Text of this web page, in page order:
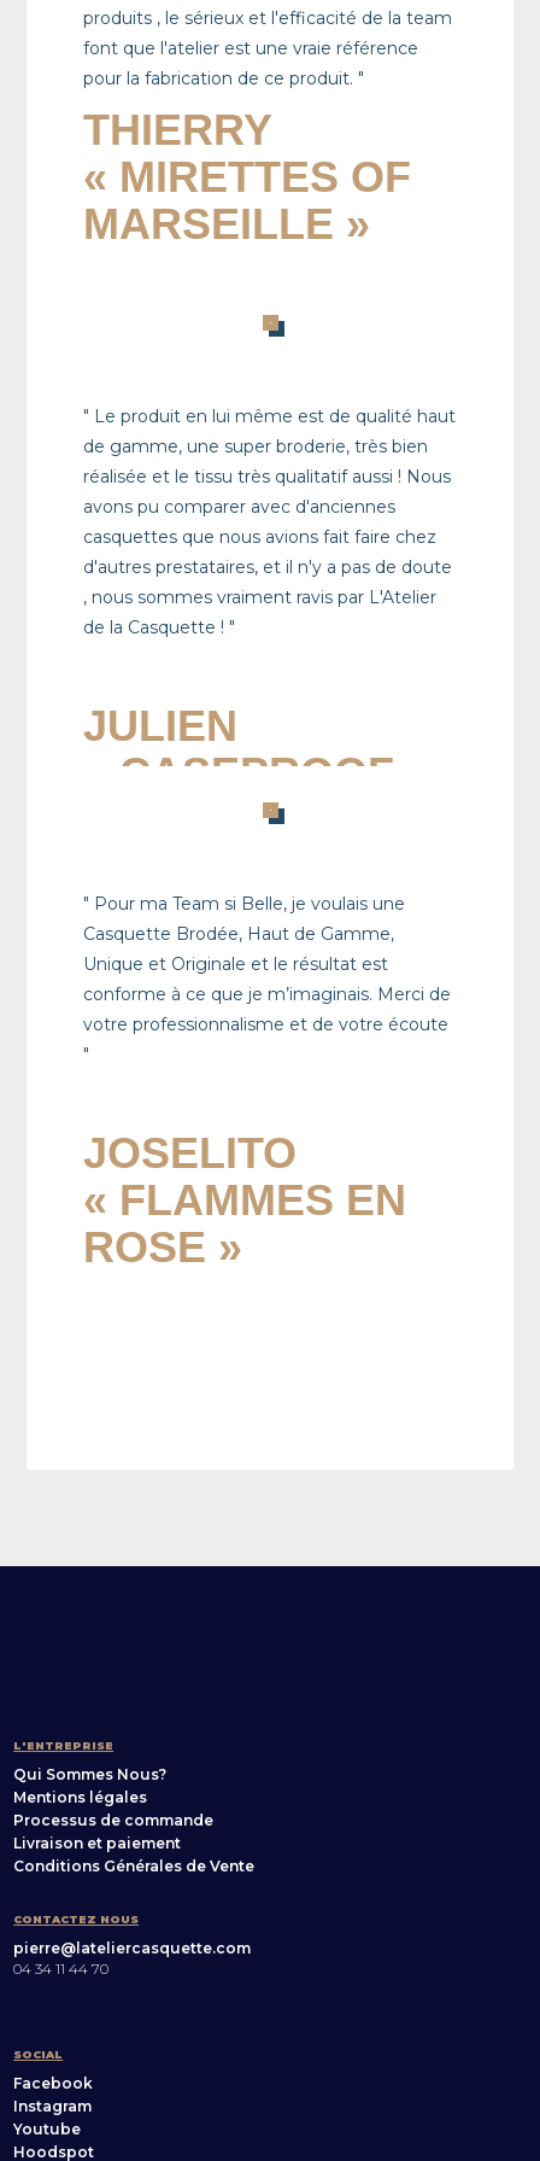
produits , le sérieux et l'efficacité de la team
font que l'atelier est une vraie référence
pour la fabrication de ce produit. "
THIERRY
« MIRETTES OF
MARSEILLE »
" Le produit en lui même est de qualité haut
de gamme, une super broderie, très bien
réalisée et le tissu très qualitatif aussi ! Nous
avons pu comparer avec d'anciennes
casquettes que nous avions fait faire chez
d'autres prestataires, et il n'y a pas de doute
, nous sommes vraiment ravis par L'Atelier
de la Casquette ! "
JULIEN
« CASEPROOF »
" Pour ma Team si Belle, je voulais une
Casquette Brodée, Haut de Gamme,
Unique et Originale et le résultat est
conforme à ce que je m’imaginais. Merci de
votre professionnalisme et de votre écoute
"
JOSELITO
« FLAMMES EN
ROSE »
L'ENTREPRISE
Qui Sommes Nous?
Mentions légales
Processus de commande
Livraison et paiement
Conditions Générales de Vente
CONTACTEZ NOUS
pierre@lateliercasquette.com
04 34 11 44 70
SOCIAL
Facebook
Instagram
Youtube
Hoodspot